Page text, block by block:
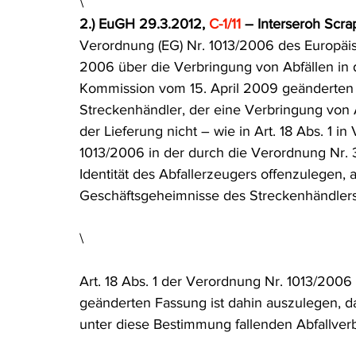
2.) EuGH 29.3.2012, C-1/11 – Interseroh
Verordnung (EG) Nr. 1013/2006 des
2006 über die Verbringung von Abfällen
Kommission vom 15. April 2009
Streckenhändler, der eine Verbringung
der Lieferung nicht – wie in Art. 18 Abs. 1
1013/2006 in der durch die Verordnung
Identität des Abfallerzeugers
Geschäftsgeheimnisse des
\
Art. 18 Abs. 1 der Verordnung Nr. 1013/
geänderten Fassung ist dahin auszulegen,
unter diese Bestimmung fallenden